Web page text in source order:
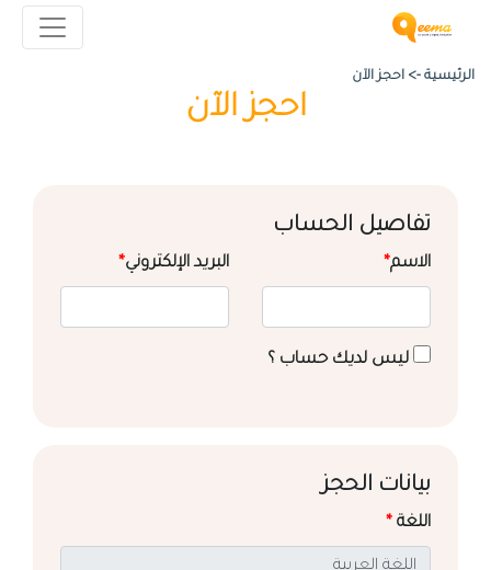
الرئيسية -> احجز الآن
احجز الآن
تفاصيل الحساب
الاسم* البريد الإلكتروني*
ليس لديك حساب ؟
بيانات الحجز
اللغة *